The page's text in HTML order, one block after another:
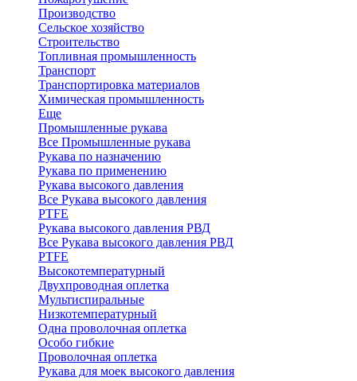
Производство
Сельское хозяйство
Строительство
Топливная промышленность
Транспорт
Транспортировка материалов
Химическая промышленность
Еще
Промышленные рукава
Все Промышленные рукава
Рукава по назначению
Рукава по применению
Рукава высокого давления
Все Рукава высокого давления
PTFE
Рукава высокого давления РВД
Все Рукава высокого давления РВД
PTFE
Высокотемпературный
Двухпроводная оплетка
Мультиспиральные
Низкотемпературный
Одна проволочная оплетка
Особо гибкие
Проволочная оплетка
Рукава для моек высокого давления